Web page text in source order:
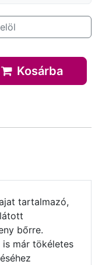
Kosárba
tartalmazó,
bőrre.
már tökéletes